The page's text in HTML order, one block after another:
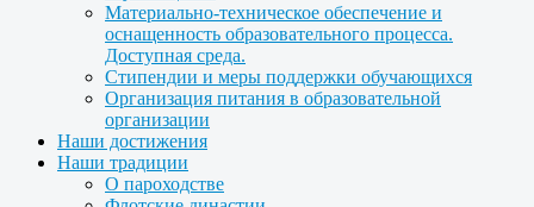
Материально-техническое обеспечение и
оснащенность образовательного процесса.
Доступная среда.
Стипендии и меры поддержки обучающихся
Организация питания в образовательной
организации
Наши достижения
Наши традиции
О пароходстве